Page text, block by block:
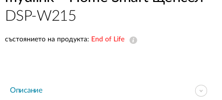
DSP-W215
състоянието на продукта: End of Life
Описание